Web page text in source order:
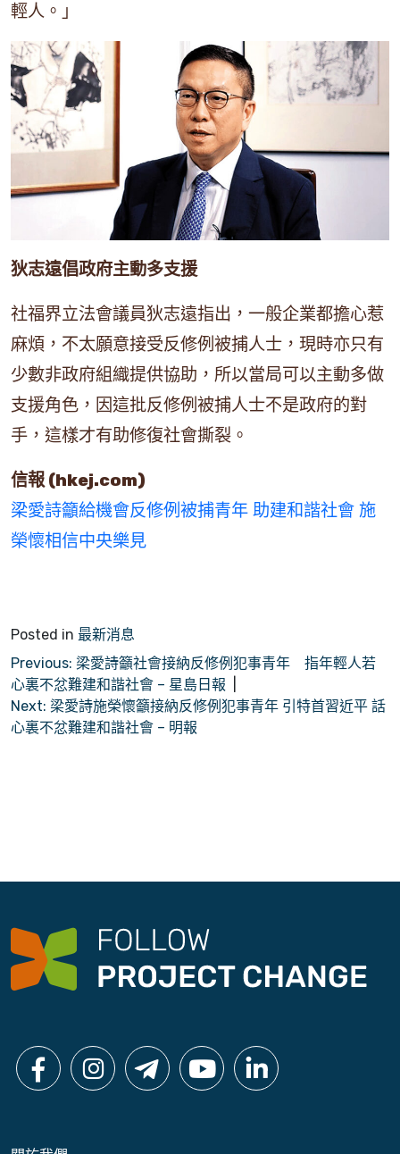
輕人。」
狄志遠倡政府主動多支援
社福界立法會議員狄志遠指出，一般企業都擔心惹
麻煩，不太願意接受反修例被捕人士，現時亦只有
少數非政府組織提供協助，所以當局可以主動多做
支援角色，因這批反修例被捕人士不是政府的對
手，這樣才有助修復社會撕裂。
信報 (hkej.com)
梁愛詩籲給機會反修例被捕青年 助建和諧社會 施
榮懷相信中央樂見
Posted in 最新消息
文
章
導
Previous: 梁愛詩籲社會接納反修例犯事青年 指年輕人若
心裏不忿難建和諧社會 – 星島日報
Next: 梁愛詩施榮懷籲接納反修例犯事青年 引特首習近平 話
心裏不忿難建和諧社會 – 明報